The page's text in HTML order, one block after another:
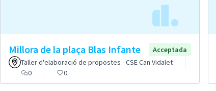
Millora de la plaça Blas Infante
Acceptada
Taller d'elaboració de propostes - CSE Can Vidalet
0
0